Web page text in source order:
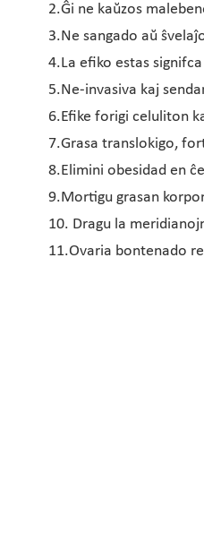
2.Ĝi ne kaŭzos
3.Ne sangado aŭ
4.La efiko estas
5.Ne-invasiva kaj
6.Efike forigi celuliton
7.Grasa translokigo,
8.Elimini obesidad en
9.Mortigu grasan
10. Dragu la
11.Ovaria bontenado